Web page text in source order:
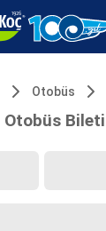
Otobüs
Otobüs Bileti